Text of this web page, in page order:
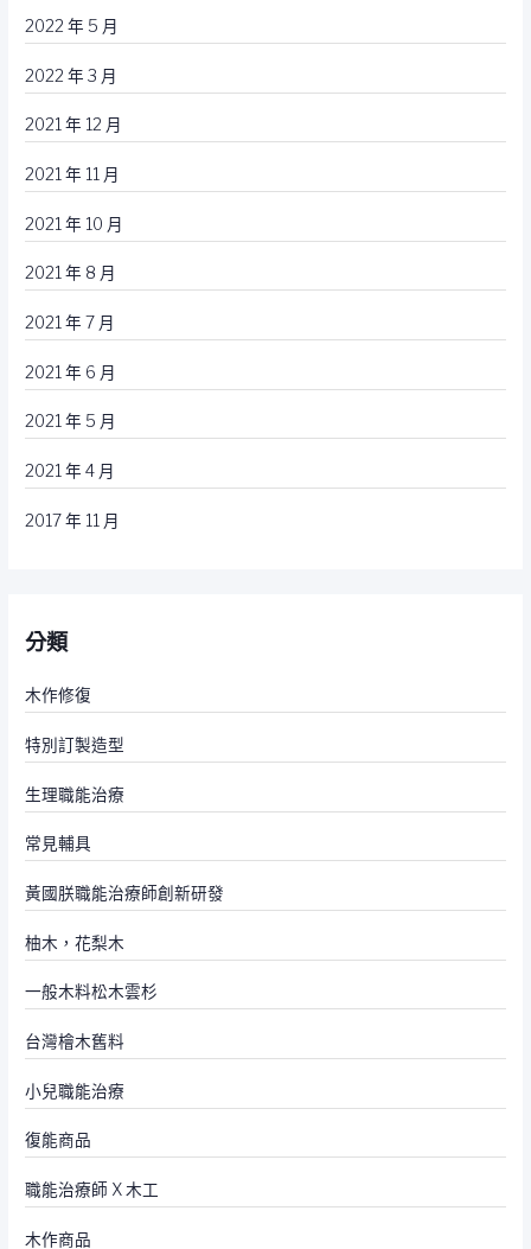
2022 年 5 月
2022 年 3 月
2021 年 12 月
2021 年 11 月
2021 年 10 月
2021 年 8 月
2021 年 7 月
2021 年 6 月
2021 年 5 月
2021 年 4 月
2017 年 11 月
分類
木作修復
特別訂製造型
生理職能治療
常見輔具
黃國朕職能治療師創新研發
柚木，花梨木
一般木料松木雲杉
台灣檜木舊料
小兒職能治療
復能商品
職能治療師 X 木工
木作商品